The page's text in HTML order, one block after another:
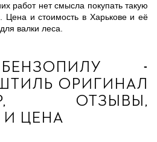
работ нет смысла покупать такую
Цена и стоимость в Харькове и её
валки леса.
-
оригинал
отзывы,
цена